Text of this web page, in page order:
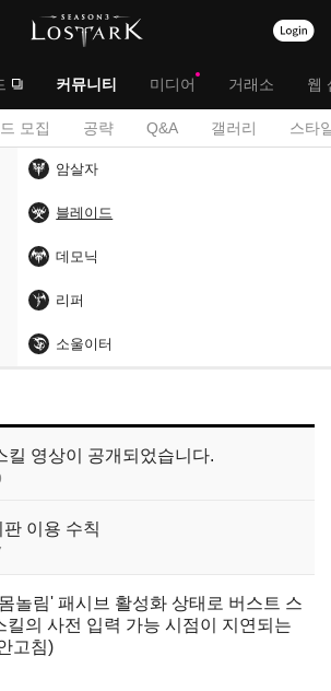
대
메
뉴
커뮤니티 미디어 거래소 웹
서
브
메
모집 공략 Q&A 갤러리 스타
암살자
블레이드
데모닉
리퍼
소울이터
킬 영상이 공개되었습니다.
이용 수칙
놀림' 패시브 활성화 상태로 버스트 스
킬의 사전 입력 가능 시점이 지연되는
고침)